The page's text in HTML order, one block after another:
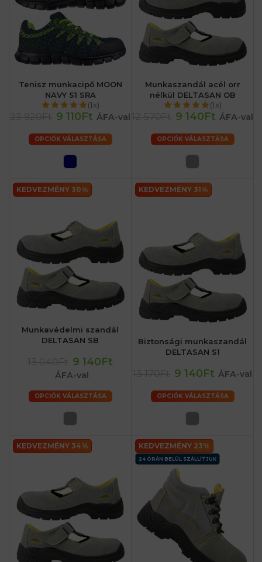
Tenisz munkacipő MOON
NAVY S1 SRA
(1x)
9 110Ft ÁFA-val
OPCIÓK VÁLASZTÁSA
Munkaszandál acél orr
nélkül DELTASAN OB
(1x)
9 140Ft ÁFA-val
OPCIÓK VÁLASZTÁSA
KEDVEZMÉNY 30%
Munkavédelmi szandál
DELTASAN SB
9 140Ft
ÁFA-val
OPCIÓK VÁLASZTÁSA
KEDVEZMÉNY 31%
Biztonsági munkaszandál
DELTASAN S1
9 140Ft ÁFA-val
OPCIÓK VÁLASZTÁSA
KEDVEZMÉNY 34% KEDVEZMÉNY 23%
24 ÓRÁN BELÜL SZÁLLÍTJUK